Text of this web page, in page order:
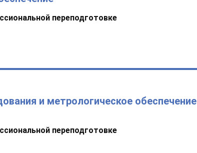
переподготовке
и метрологическое обеспечение
переподготовке